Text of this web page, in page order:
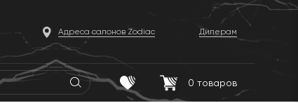
Адреса салонов Zodiac Дилерам
0 товаров